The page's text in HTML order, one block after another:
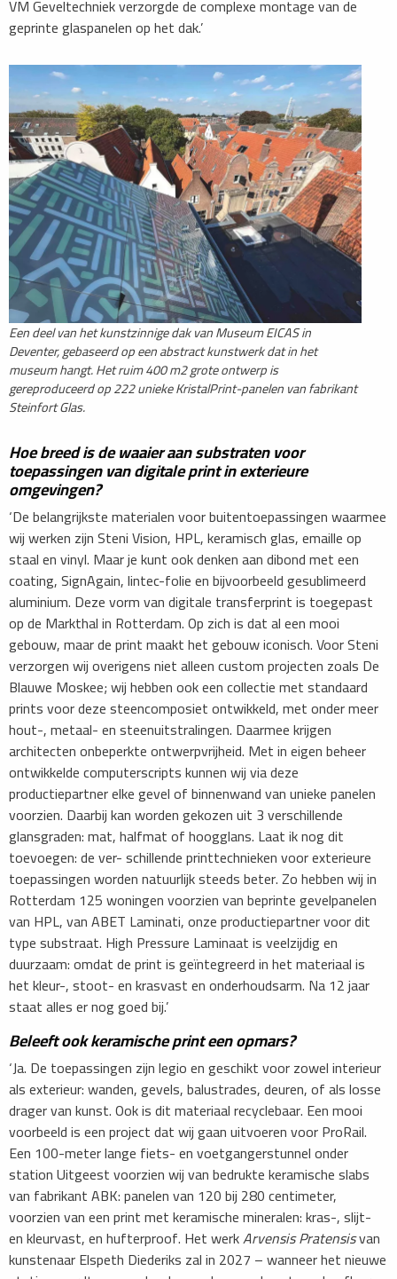
VM Geveltechniek verzorgde de complexe montage van de
geprinte glaspanelen op het dak.’
Een deel van het kunstzinnige dak van Museum EICAS in
Deventer, gebaseerd op een abstract kunstwerk dat in het
museum hangt. Het ruim 400 m2 grote ontwerp is
gereproduceerd op 222 unieke KristalPrint-panelen van fabrikant
Steinfort Glas.
Hoe breed is de waaier aan substraten voor
toepassingen van digitale print in exterieure
omgevingen?
‘De belangrijkste materialen voor buitentoepassingen waarmee
wij werken zijn Steni Vision, HPL, keramisch glas, emaille op
staal en vinyl. Maar je kunt ook denken aan dibond met een
coating, SignAgain, lintec-folie en bijvoorbeeld gesublimeerd
aluminium. Deze vorm van digitale transferprint is toegepast
op de Markthal in Rotterdam. Op zich is dat al een mooi
gebouw, maar de print maakt het gebouw iconisch. Voor Steni
verzorgen wij overigens niet alleen custom projecten zoals De
Blauwe Moskee; wij hebben ook een collectie met standaard
prints voor deze steencomposiet ontwikkeld, met onder meer
hout-, metaal- en steenuitstralingen. Daarmee krijgen
architecten onbeperkte ontwerpvrijheid. Met in eigen beheer
ontwikkelde computerscripts kunnen wij via deze
productiepartner elke gevel of binnenwand van unieke panelen
voorzien. Daarbij kan worden gekozen uit 3 verschillende
glansgraden: mat, halfmat of hoogglans. Laat ik nog dit
toevoegen: de ver- schillende printtechnieken voor exterieure
toepassingen worden natuurlijk steeds beter. Zo hebben wij in
Rotterdam 125 woningen voorzien van beprinte gevelpanelen
van HPL, van ABET Laminati, onze productiepartner voor dit
type substraat. High Pressure Laminaat is veelzijdig en
duurzaam: omdat de print is geïntegreerd in het materiaal is
het kleur-, stoot- en krasvast en onderhoudsarm. Na 12 jaar
staat alles er nog goed bij.’
Beleeft ook keramische print een opmars?
‘Ja. De toepassingen zijn legio en geschikt voor zowel interieur
als exterieur: wanden, gevels, balustrades, deuren, of als losse
drager van kunst. Ook is dit materiaal recyclebaar. Een mooi
voorbeeld is een project dat wij gaan uitvoeren voor ProRail.
Een 100-meter lange fiets- en voetgangerstunnel onder
station Uitgeest voorzien wij van bedrukte keramische slabs
van fabrikant ABK: panelen van 120 bij 280 centimeter,
voorzien van een print met keramische mineralen: kras-, slijt-
en kleurvast, en hufterproof. Het werkArvensis Pratensisvan
kunstenaar Elspeth Diederiks zal in 2027 – wanneer het nieuwe